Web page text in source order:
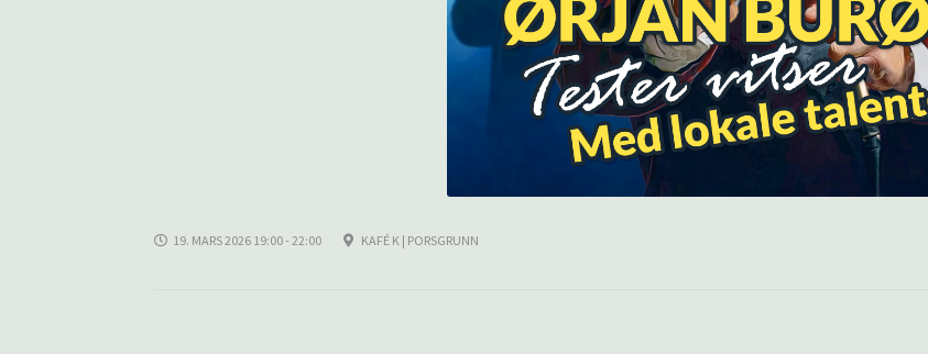
19. MARS 2026 19:00 - 22:00 KAFÉ K | PORSGRUNN